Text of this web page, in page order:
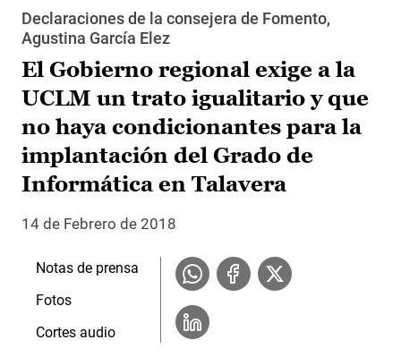
Declaraciones de la consejera de Fomento,
Agustina García Elez
El Gobierno regional exige a la
UCLM un trato igualitario y que
no haya condicionantes para la
implantación del Grado de
Informática en Talavera
14 de Febrero de 2018
Notas de prensa
Fotos
Cortes audio